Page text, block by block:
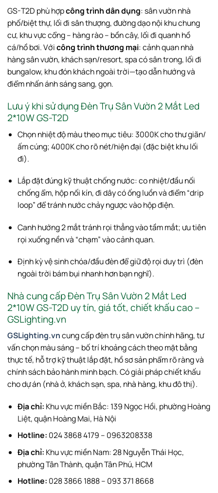
GS-T2D phù hợpcông trình dân dụng: sân vườn nhà
phố/biệt thự, lối đi sân thượng, đường dạo nội khu chung
cư, khu vực cổng – hàng rào – bồn cây, lối đi quanh hồ
cá/hồ bơi. Vớicông trình thương mại: cảnh quan nhà
hàng sân vườn, khách sạn/resort, spa có sân trong, lối đi
bungalow, khu đón khách ngoài trời—tạo dẫn hướng và
điểm nhấn ánh sáng sang, gọn.
Lưu ý khi sử dụng Đèn Trụ Sân Vườn 2 Mắt Led
2*10W GS-T2D
Chọn nhiệt độ màu theo mục tiêu: 3000K cho thư giãn/
ấm cúng; 4000K cho rõ nét/hiện đại (đặc biệt khu lối
đi).
Lắp đặt đúng kỹ thuật chống nước: co nhiệt/đầu nối
chống ẩm, hộp nối kín, đi dây có ống luồn và điểm “drip
loop” để tránh nước chảy ngược vào hộp điện.
Canh hướng 2 mắt tránh rọi thẳng vào tầm mắt; ưu tiên
rọi xuống nền và “chạm” vào cảnh quan.
Định kỳ vệ sinh chóa/đầu đèn để giữ độ rọi duy trì (đèn
ngoài trời bám bụi nhanh hơn bạn nghĩ).
Nhà cung cấp Đèn Trụ Sân Vườn 2 Mắt Led
2*10W GS-T2D uy tín, giá tốt, chiết khấu cao –
GSLighting.vn
GSLighting.vncung cấp đèn trụ sân vườn chính hãng, tư
vấn chọn màu sáng – bố trí khoảng cách theo mặt bằng
thực tế, hỗ trợ kỹ thuật lắp đặt, hồ sơ sản phẩm rõ ràng và
chính sách bảo hành minh bạch. Có giải pháp chiết khấu
cho dự án (nhà ở, khách sạn, spa, nhà hàng, khu đô thị).
Địa chỉ: Khu vực miền Bắc: 139 Ngọc Hồi, phường Hoàng
Liệt, quận Hoàng Mai, Hà Nội
Hotline: 024 3868 4179 – 0963208338
Địa chỉ: Khu vực miền Nam: 28 Nguyễn Thái Học,
phường Tân Thành, quận Tân Phú, HCM
Hotline: 028 3866 1888 – 093 371 8668